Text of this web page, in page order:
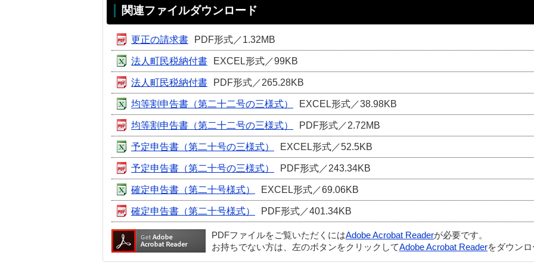
関連ファイルダウンロード
更正の請求書 PDF形式／1.32MB
法人町民税納付書 EXCEL形式／99KB
法人町民税納付書 PDF形式／265.28KB
均等割申告書（第二十二号の三様式） EXCEL形式／38.98KB
均等割申告書（第二十二号の三様式） PDF形式／2.72MB
予定申告書（第二十号の三様式） EXCEL形式／52.5KB
予定申告書（第二十号の三様式） PDF形式／243.34KB
確定申告書（第二十号様式） EXCEL形式／69.06KB
確定申告書（第二十号様式） PDF形式／401.34KB
PDFファイルをご覧いただくにはAdobe Acrobat Readerが必要です。
お持ちでない方は、左のボタンをクリックしてAdobe Acrobat Readerをダウン